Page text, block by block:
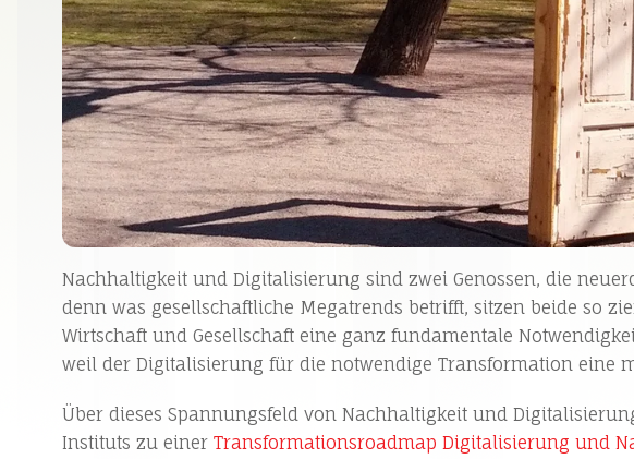
Nachhaltigkeit und Digitalisierung sind zwei Genossen, die
denn was gesellschaftliche Megatrends betrifft, sitzen beide so
Wirtschaft und Gesellschaft eine ganz fundamentale
weil der Digitalisierung für die notwendige Transformation eine
Über dieses Spannungsfeld von Nachhaltigkeit und
Instituts zu einer Transformationsroadmap Digitalisierung und